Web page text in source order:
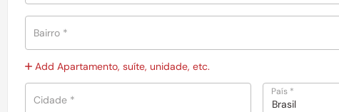
Bairro *
Add Apartamento, suíte, unidade, etc.
Cidade *
País *
Brasil